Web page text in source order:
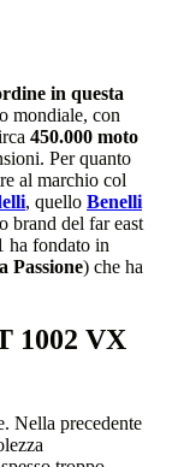
in questa
mondiale, con
450.000 moto
Per quanto
al marchio col
, quello Benelli
brand del far east
ha fondato in
Passione) che ha
1002 VX
Nella precedente